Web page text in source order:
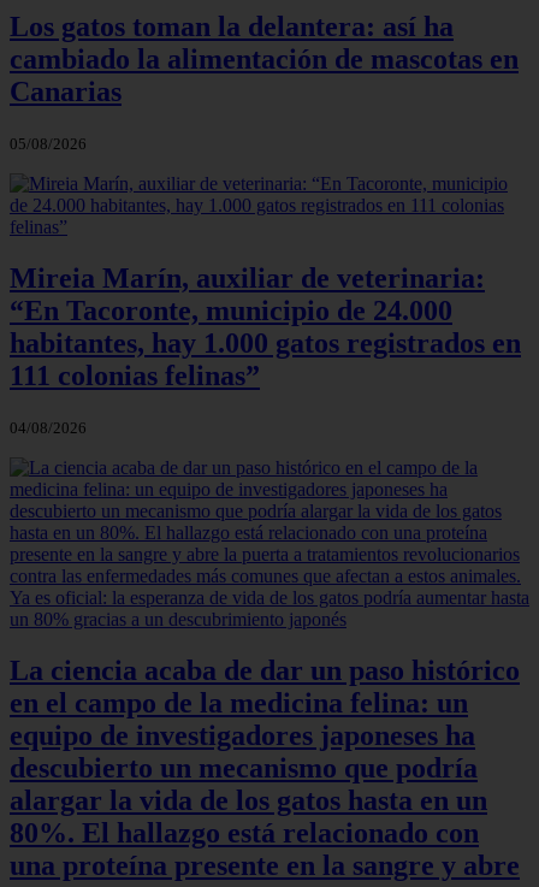
Los gatos toman la delantera: así ha
cambiado la alimentación de mascotas en
Canarias
05/08/2026
Mireia Marín, auxiliar de veterinaria:
“En Tacoronte, municipio de 24.000
habitantes, hay 1.000 gatos registrados en
111 colonias felinas”
04/08/2026
La ciencia acaba de dar un paso histórico
en el campo de la medicina felina: un
equipo de investigadores japoneses ha
descubierto un mecanismo que podría
alargar la vida de los gatos hasta en un
80%. El hallazgo está relacionado con
una proteína presente en la sangre y abre